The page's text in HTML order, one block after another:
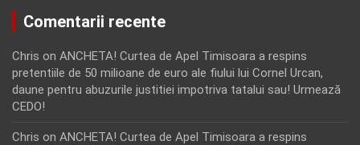
Comentarii recente
Chris on ANCHETA! Curtea de Apel Timisoara a respins
pretentiile de 50 milioane de euro ale fiului lui Cornel Urcan,
daune pentru abuzurile justitiei impotriva tatalui sau! Urmează
CEDO!
Chris on ANCHETA! Curtea de Apel Timisoara a respins